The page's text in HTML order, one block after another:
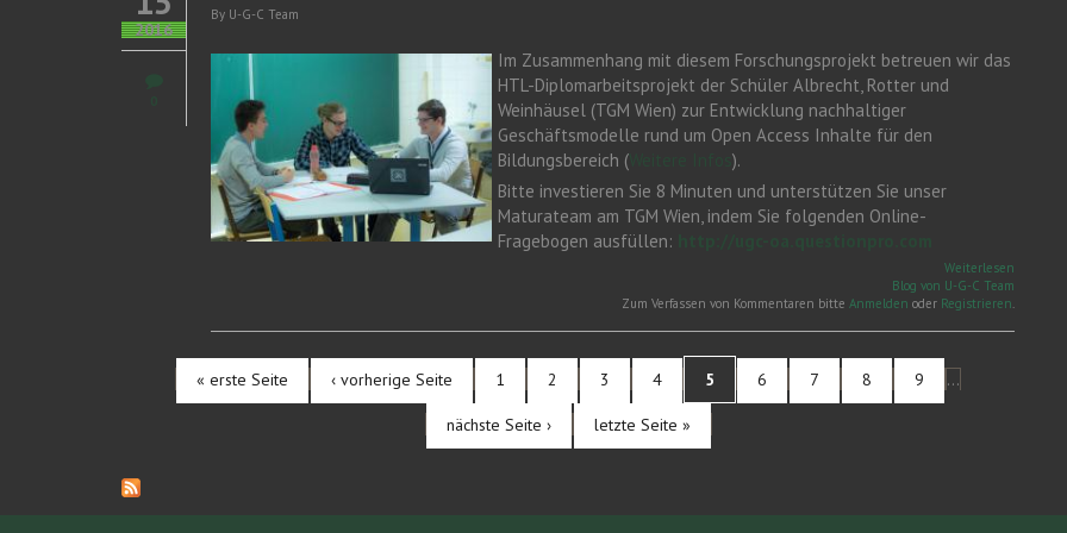
2016
By U-G-C Team
Im Zusammenhang mit diesem Forschungsprojekt betreuen wir das
HTL-Diplomarbeitsprojekt der Schüler Albrecht, Rotter und
Weinhäusel (TGM Wien) zur Entwicklung nachhaltiger
Geschäftsmodelle rund um Open Access Inhalte für den
Bildungsbereich ( Weitere Infos).
Bitte investieren Sie 8 Minuten und unterstützen Sie unser
Maturateam am TGM Wien, indem Sie folgenden Online-
Fragebogen ausfüllen:
Weiterlesen
Blog von U-G-C Team
Zum Verfassen von Kommentaren bitte Anmelden oder Registrieren
Seiten« erste Seite ‹ vorherige Seite 1 2 3 4 5 6 7 8 9 …
nächste Seite › letzte Seite »